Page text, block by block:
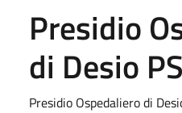
Presidio
di Desio
Presidio Ospedaliero di